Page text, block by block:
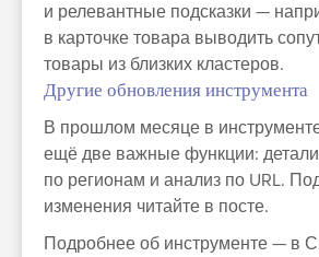
и релевантные подсказки —
в карточке товара выводить
товары из близких кластеров.
Другие обновления инструмента
В прошлом месяце в
ещё две важные функции:
по регионам и анализ по URL.
изменения читайте в посте.
Подробнее об инструменте — в